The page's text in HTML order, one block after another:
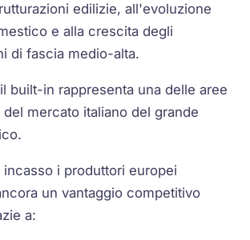
edilizie, all'evoluzione
e alla crescita degli
di fascia medio-alta.
built-in rappresenta una delle aree
mercato italiano del grande
i produttori europei
un vantaggio competitivo
a: